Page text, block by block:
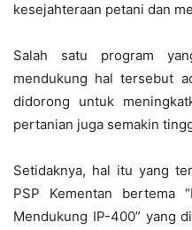
kesejahteraan petani dan
Salah satu program
mendukung hal tersebut
didorong untuk
pertanian juga semakin
Setidaknya, hal itu yang
PSP Kementan bertema
Mendukung IP-400” yang